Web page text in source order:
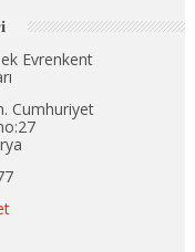
Evrenkent
Cumhuriyet